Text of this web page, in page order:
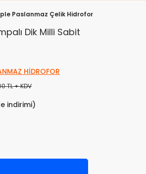
Paslanmaz Çelik Hidrofor
Dik Milli Sabit
HİDROFOR
TL + KDV
indirimi)